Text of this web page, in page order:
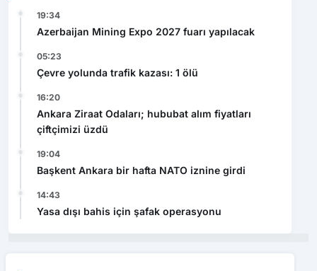
19:34
Azerbaijan Mining Expo 2027 fuarı yapılacak
05:23
Çevre yolunda trafik kazası: 1 ölü
16:20
Ankara Ziraat Odaları; hububat alım fiyatları
çiftçimizi üzdü
19:04
Başkent Ankara bir hafta NATO iznine girdi
14:43
Yasa dışı bahis için şafak operasyonu